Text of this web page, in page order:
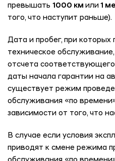
превышать 1000 км или 1
того, что наступит раньше).
Дата и пробег, при которых
техническое
отсчета
даты начала гарантии на
существует режим
обслуживания «по
зависимости от того, что
В случае если условия
приводят к смене режима